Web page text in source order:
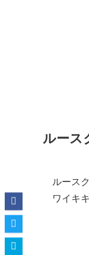
ルース
ルース
ワイキ